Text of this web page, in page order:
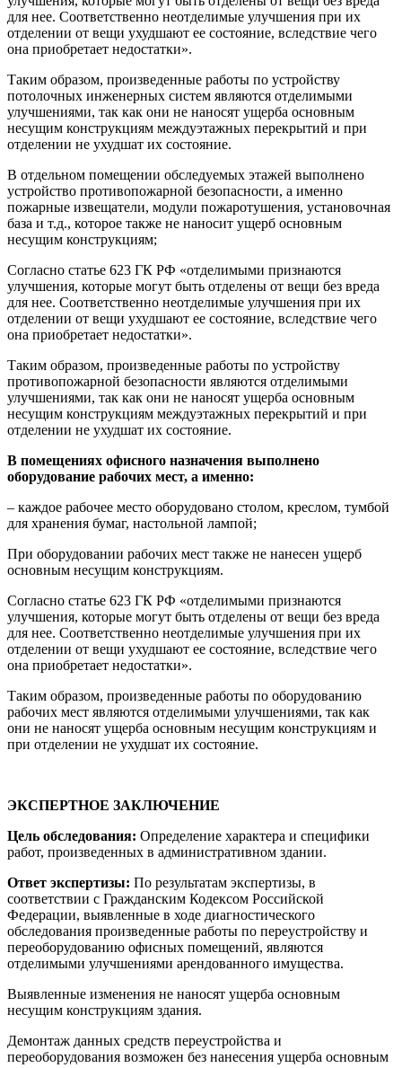
для нее. Соответственно неотделимые улучшения при их
отделении от вещи ухудшают ее состояние, вследствие чего
она приобретает недостатки».
Таким образом, произведенные работы по устройству
потолочных инженерных систем являются отделимыми
улучшениями, так как они не наносят ущерба основным
несущим конструкциям междуэтажных перекрытий и при
отделении не ухудшат их состояние.
В отдельном помещении обследуемых этажей выполнено
устройство противопожарной безопасности, а именно
пожарные извещатели, модули пожаротушения, установочная
база и т.д., которое также не наносит ущерб основным
несущим конструкциям;
Согласно статье 623 ГК РФ «отделимыми признаются
улучшения, которые могут быть отделены от вещи без вреда
для нее. Соответственно неотделимые улучшения при их
отделении от вещи ухудшают ее состояние, вследствие чего
она приобретает недостатки».
Таким образом, произведенные работы по устройству
противопожарной безопасности являются отделимыми
улучшениями, так как они не наносят ущерба основным
несущим конструкциям междуэтажных перекрытий и при
отделении не ухудшат их состояние.
В помещениях офисного назначения выполнено
оборудование рабочих мест, а именно:
– каждое рабочее место оборудовано столом, креслом, тумбой
для хранения бумаг, настольной лампой;
При оборудовании рабочих мест также не нанесен ущерб
основным несущим конструкциям.
Согласно статье 623 ГК РФ «отделимыми признаются
улучшения, которые могут быть отделены от вещи без вреда
для нее. Соответственно неотделимые улучшения при их
отделении от вещи ухудшают ее состояние, вследствие чего
она приобретает недостатки».
Таким образом, произведенные работы по оборудованию
рабочих мест являются отделимыми улучшениями, так как
они не наносят ущерба основным несущим конструкциям и
при отделении не ухудшат их состояние.
ЭКСПЕРТНОЕ ЗАКЛЮЧЕНИЕ
Цель обследования: Определение характера и специфики
работ, произведенных в административном здании.
Ответ экспертизы: По результатам экспертизы, в
соответствии с Гражданским Кодексом Российской
Федерации, выявленные в ходе диагностического
обследования произведенные работы по переустройству и
переоборудованию офисных помещений, являются
отделимыми улучшениями арендованного имущества.
Выявленные изменения не наносят ущерба основным
несущим конструкциям здания.
Демонтаж данных средств переустройства и
переоборудования возможен без нанесения ущерба основным